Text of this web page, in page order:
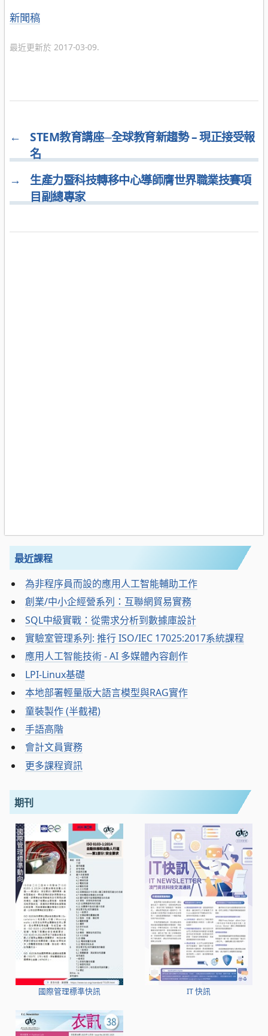
分
新聞稿
最近更新於 2017-03-09.
←
STEM教育講座─全球教育新趨勢 – 現正接受報
名
→
生產力暨科技轉移中心導師膺世界職業技賽項
目副總專家
最近課程
為非程序員而設的應用人工智能輔助工作
創業/中小企經營系列：互聯網貿易實務
SQL中級實戰：從需求分析到數據庫設計
實驗室管理系列: 推行 ISO/IEC 17025:2017系統課程
應用人工智能技術 - AI 多媒體內容創作
LPI-Linux基礎
本地部署輕量版大語言模型與RAG實作
童裝製作 (半截裙)
手語高階
會計文員實務
更多課程資訊
期刊
國際管理標準快訊 IT 快訊